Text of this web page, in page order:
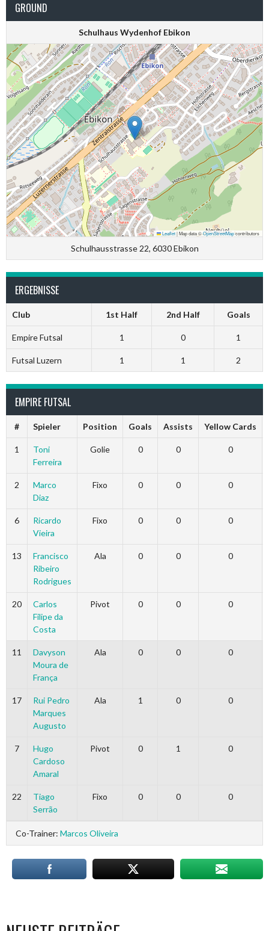
GROUND
Schulhaus Wydenhof Ebikon
Leaflet|Map data ©OpenStreetMapcontributors
Schulhausstrasse 22, 6030 Ebikon
ERGEBNISSE
Club 1st Half 2nd Half Goals
Empire Futsal 1 0 1
Futsal Luzern 1 1 2
EMPIRE FUTSAL
# Spieler Position Goals Assists Yellow Cards
1
Toni
Ferreira
Golie 0 0 0
2
Marco
Diaz
Fixo 0 0 0
6
Ricardo
Vieira
Fixo 0 0 0
13
Francisco
Ribeiro
Rodrigues
Ala 0 0 0
20
Carlos
Filipe da
Costa
Pivot 0 0 0
11
Davyson
Moura de
França
Ala 0 0 0
17
Rui Pedro
Marques
Augusto
Ala 1 0 0
7
Hugo
Cardoso
Amaral
Pivot 0 1 0
22
Tiago
Serrão
Fixo 0 0 0
Co-Trainer: Marcos Oliveira